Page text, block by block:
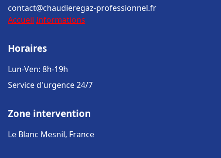
contact@chaudieregaz-professionnel.fr
Accueil Informations
Horaires
Lun-Ven: 8h-19h
Service d'urgence 24/7
Zone intervention
Le Blanc Mesnil, France